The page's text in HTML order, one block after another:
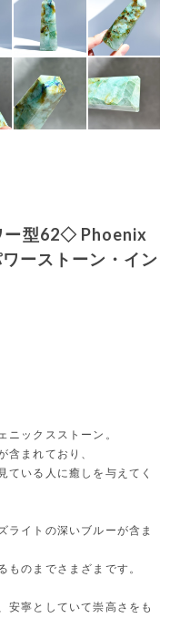
ー型62◇ Phoenix
ーストーン・イン
ニックスストーン。
含まれており、
ている人に癒しを与えてく
ライトの深いブルーが含ま
ものまでさまざまです。
安寧としていて崇高さをも